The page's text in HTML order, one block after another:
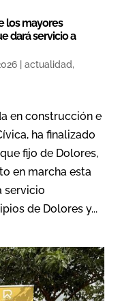
los mayores
dará servicio a
| actualidad,
en construcción e
ha finalizado
fijo de Dolores,
en marcha esta
servicio
de Dolores y...